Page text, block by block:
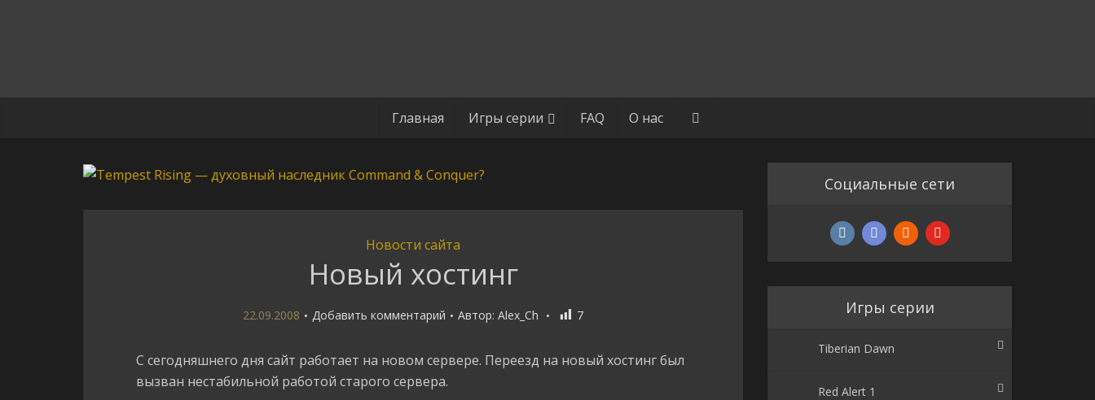
Главная Игры серии FAQ О нас
Новости сайта
Новый хостинг
22.09.2008 Добавить комментарий Автор: Alex_Ch 7
С сегодняшнего дня сайт работает на новом сервере. Переезд на новый хостинг был
вызван нестабильной работой старого сервера.
Социальные сети
Игры серии
Tiberian Dawn
Red Alert 1